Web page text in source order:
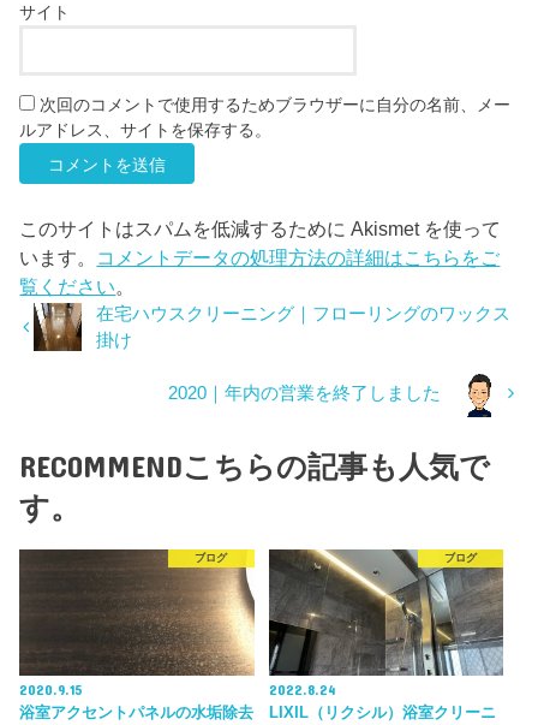
サイト
次回のコメントで使用するためブラウザーに自分の名前、メー
ルアドレス、サイトを保存する。
このサイトはスパムを低減するために Akismet を使って
います。 コメントデータの処理方法の詳細はこちらをご
覧ください
在宅ハウスクリーニング｜フローリングのワックス
掛け
2020｜年内の営業を終了しました
RECOMMENDこちらの記事も人気で
す。
ブログ
2020.9.15
浴室アクセントパネルの水垢除去
ブログ
2022.8.24
LIXIL（リクシル）浴室クリーニ